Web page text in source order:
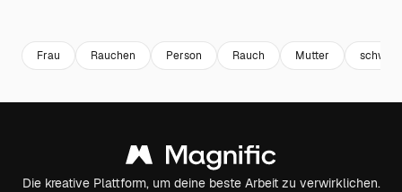
Frau Rauchen Person Rauch Mutter
Die kreative Plattform, um deine beste Arbeit zu verwirklichen.